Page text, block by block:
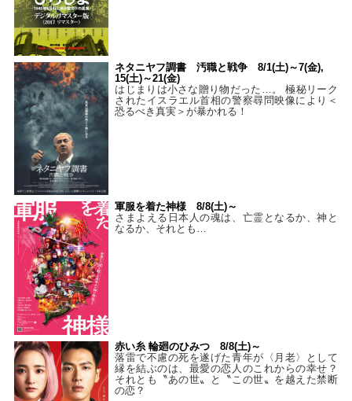
ネタニヤフ調書 汚職と戦争 8/1(土)～7(金),
15(土)～21(金)
はじまりは小さな贈り物だった…。 極秘リーク
されたイスラエル首相の警察尋問映像により＜
恐るべき真実＞が暴かれる！
軍服を着た神様 8/8(土)～
さまよえる日本人の魂は、亡霊となるか、神と
なるか、それとも…
赤い糸 輪廻のひみつ 8/8(土)～
落雷で不慮の死を遂げた青年が〈月老〉として
縁を結ぶのは、最愛の恋人のこれからの幸せ？
それとも〝あの世〟と〝この世〟を越えた禁断
の恋？